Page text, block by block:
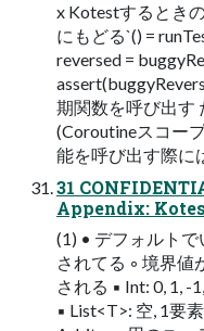
x Kotestするとき
にもどる`() =
reversed =
期関数を呼び出す
(Coroutineスコー
能を呼び出す際に
31
Appendix:
(1) • デフォルト
されてる ◦ 境界値
される ▪ Int: 0, 1, -
▪ List<T>: 空, 1要